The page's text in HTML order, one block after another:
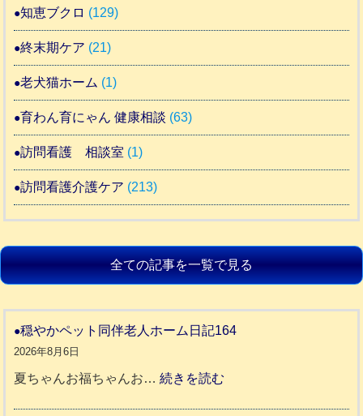
知恵ブクロ (129)
終末期ケア (21)
老犬猫ホーム (1)
育わん育にゃん 健康相談 (63)
訪問看護 相談室 (1)
訪問看護介護ケア (213)
全ての記事を一覧で見る
穏やかペット同伴老人ホーム日記164
2026年8月6日
夏ちゃんお福ちゃんお…続きを読む